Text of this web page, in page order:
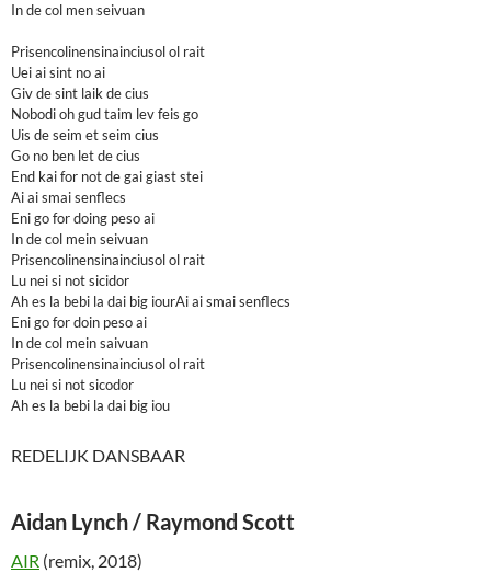
In de col men seivuan
Prisencolinensinainciusol ol rait
Uei ai sint no ai
Giv de sint laik de cius
Nobodi oh gud taim lev feis go
Uis de seim et seim cius
Go no ben let de cius
End kai for not de gai giast stei
Ai ai smai senflecs
Eni go for doing peso ai
In de col mein seivuan
Prisencolinensinainciusol ol rait
Lu nei si not sicidor
Ah es la bebi la dai big iourAi ai smai senflecs
Eni go for doin peso ai
In de col mein saivuan
Prisencolinensinainciusol ol rait
Lu nei si not sicodor
Ah es la bebi la dai big iou
REDELIJK DANSBAAR
Aidan Lynch / Raymond Scott
AIR (remix, 2018)